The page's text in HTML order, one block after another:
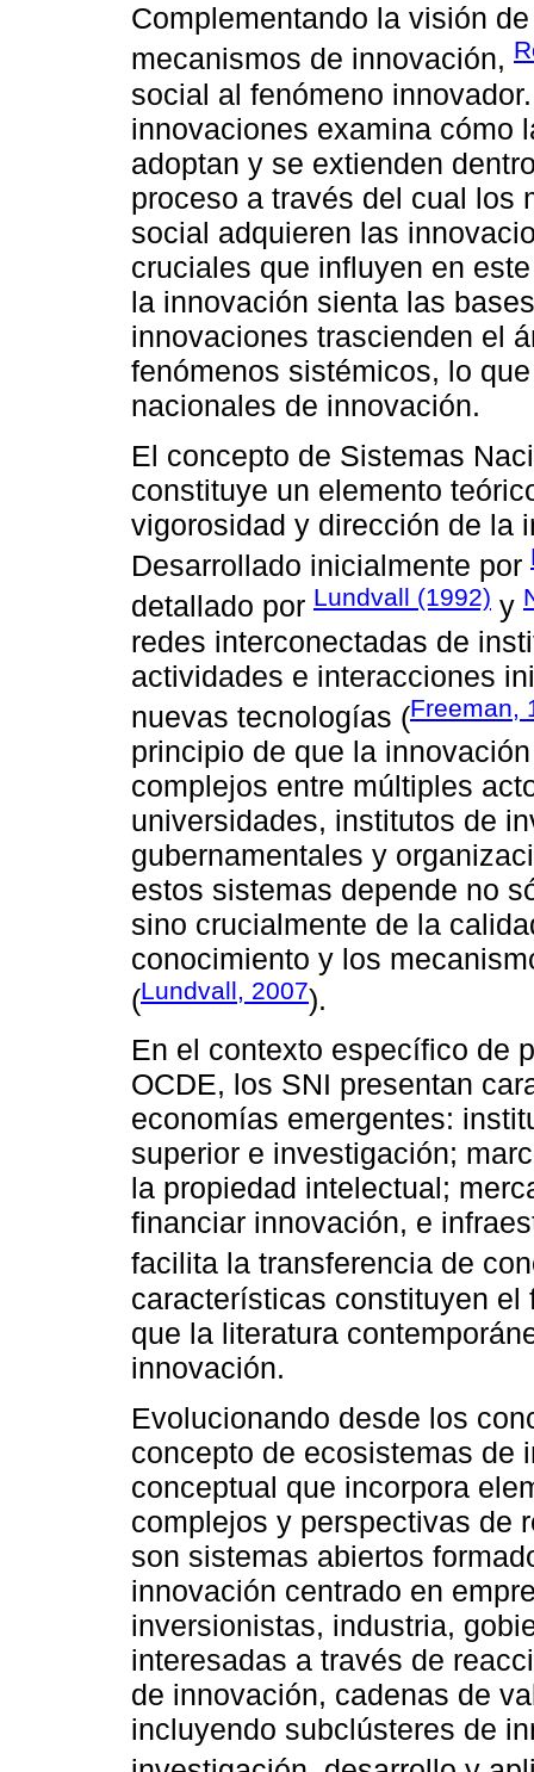
Complementando la visión
mecanismos de innovación,
social al fenómeno
innovaciones examina cómo
adoptan y se extienden
proceso a través del cual los
social adquieren las
cruciales que influyen en
la innovación sienta las
innovaciones trascienden el
fenómenos sistémicos, lo
nacionales de innovación.
El concepto de Sistemas
constituye un elemento
vigorosidad y dirección de la
Desarrollado inicialmente por
detallado por Lundvall (1992) y
redes interconectadas de
actividades e interacciones
nuevas tecnologías (Freeman,
principio de que la
complejos entre múltiples
universidades, institutos de
gubernamentales y
estos sistemas depende no
sino crucialmente de la
conocimiento y los
(Lundvall, 2007).
En el contexto específico de
OCDE, los SNI presentan
economías emergentes:
superior e investigación;
la propiedad intelectual;
financiar innovación, e
facilita la transferencia de
características constituyen el
que la literatura
innovación.
Evolucionando desde los
concepto de ecosistemas de
conceptual que incorpora
complejos y perspectivas de
son sistemas abiertos
innovación centrado en
inversionistas, industria,
interesadas a través de
de innovación, cadenas de
incluyendo subclústeres de